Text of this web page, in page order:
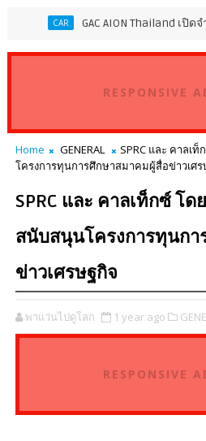
GAC AION Thailand เปิดจำหน่
RESPONSIVE
Home GENERAL
SPRC และ คาลเ
โครงการทุนการศึกษาสมาคมผู้สื่อข่าวเศร
SPRC และ คาลเท็กซ์ โด
สนับสนุนโครงการทุนก
ข่าวเศรษฐกิจ
พาแว่นไปดูโลก 1 year ago
RESPONSIVE